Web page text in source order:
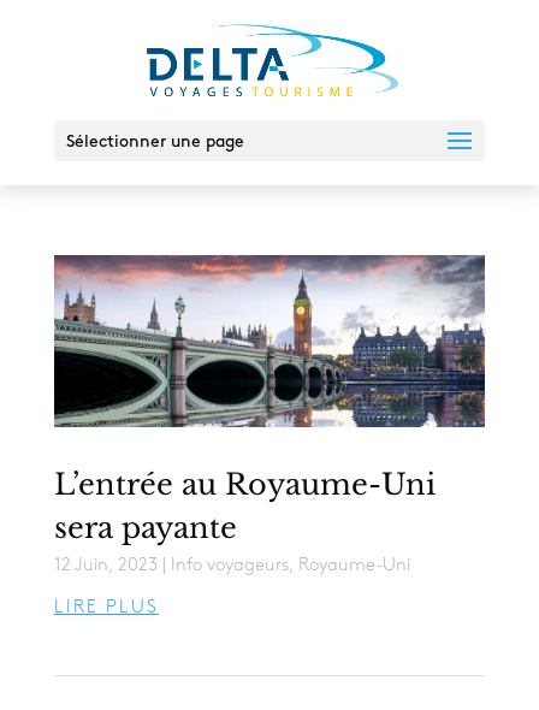
Sélectionner une page
L’entrée au Royaume-Uni
sera payante
12 Juin, 2023 Info voyageurs, Royaume-Uni
LIRE PLUS